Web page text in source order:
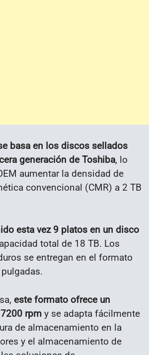
basa en los discos sellados
generación de Toshiba, lo
aumentar la densidad de
convencional (CMR) a 2 TB
esta vez 9 platos en un disco
total de 18 TB. Los
se entregan en el formato
este formato ofrece un
rpm y se adapta fácilmente
de almacenamiento en la
y el almacenamiento de